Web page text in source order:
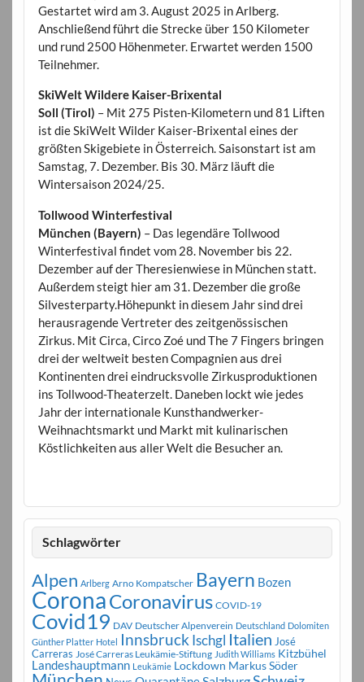
Gestartet wird am 3. August 2025 in Arlberg.
Anschließend führt die Strecke über 150 Kilometer
und rund 2500 Höhenmeter. Erwartet werden 1500
Teilnehmer.
SkiWelt Wildere Kaiser-Brixental
Soll (Tirol) – Mit 275 Pisten-Kilometern und 81 Liften
ist die SkiWelt Wilder Kaiser-Brixental eines der
größten Skigebiete in Österreich. Saisonstart ist am
Samstag, 7. Dezember. Bis 30. März läuft die
Wintersaison 2024/25.
Tollwood Winterfestival
München (Bayern) – Das legendäre Tollwood
Winterfestival findet vom 28. November bis 22.
Dezember auf der Theresienwiese in München statt.
Außerdem steigt hier am 31. Dezember die große
Silvesterparty.Höhepunkt in diesem Jahr sind drei
herausragende Vertreter des zeitgenössischen
Zirkus. Mit Circa, Circo Zoé und The 7 Fingers bringen
drei der weltweit besten Compagnien aus drei
Kontinenten drei eindrucksvolle Zirkusproduktionen
ins Tollwood-Theaterzelt. Daneben lockt wie jedes
Jahr der internationale Kunsthandwerker-
Weihnachtsmarkt und Markt mit kulinarischen
Köstlichkeiten aus aller Welt die Besucher an.
Schlagwörter
Alpen Arlberg Arno Kompatscher Bayern Bozen
CoronaCoronavirus COVID-19
Covid19 DAV Deutscher Alpenverein Deutschland Dolomiten
Günther Platter Hotel Innsbruck Ischgl Italien José
Carreras José Carreras Leukämie-Stiftung Judith Williams Kitzbühel
Landeshauptmann Leukämie Lockdown Markus Söder